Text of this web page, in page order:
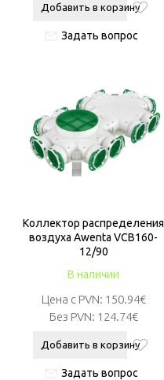
Добавить в корзину
Задать вопрос
В наличии
Коллектор распределения
воздуха Awenta VCB160-
12/90
Цена с PVN: 150.94€
Без PVN: 124.74€
Добавить в корзину
Задать вопрос